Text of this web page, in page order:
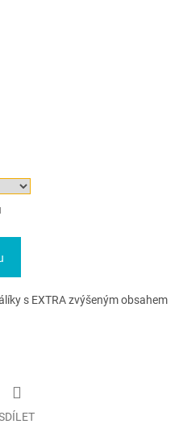
s EXTRA zvýšeným obsahem